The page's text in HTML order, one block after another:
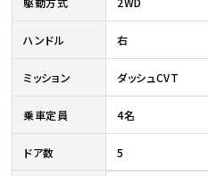
ハンドル 右
ミッション ダッシュCVT
乗車定員 4名
ドア数 5